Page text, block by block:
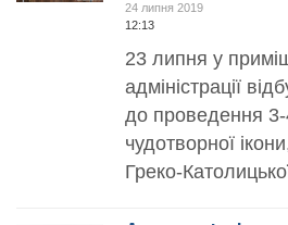
24 липня 2019
12:13
23 липня у
адміністрації
до проведення 3-
чудотворної
Греко-